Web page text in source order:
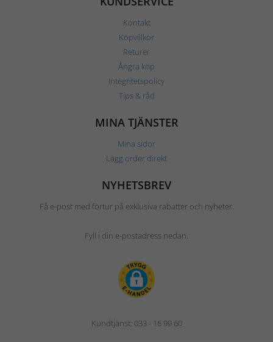
Kontakt
Köpvillkor
Returer
Ångra köp
Integritetspolicy
Tips & råd
MINA TJÄNSTER
Mina sidor
Lägg order direkt
NYHETSBREV
Få e-post med förtur på exklusiva rabatter och nyheter.
Fyll i din e-postadress nedan.
Kundtjänst: 033 - 16 99 60